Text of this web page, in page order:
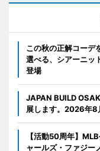
この秋の正解コーデ
選べる、シアーニッ
登場
JAPAN BUILD
展します。2026年8
【活動50周年】
ャールズ・ファジー